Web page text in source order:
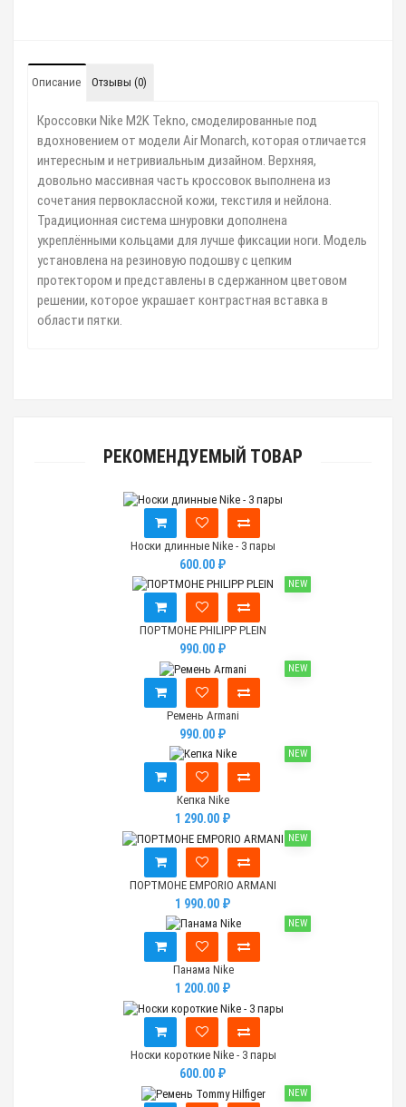
Описание Отзывы (0)
Кроссовки Nike M2K Tekno, смоделированные под
вдохновением от модели Air Monarch, которая отличается
интересным и нетривиальным дизайном. Верхняя,
довольно массивная часть кроссовок выполнена из
сочетания первоклассной кожи, текстиля и нейлона.
Традиционная система шнуровки дополнена
укреплёнными кольцами для лучше фиксации ноги. Модель
установлена на резиновую подошву с цепким
протектором и представлены в сдержанном цветовом
решении, которое украшает контрастная вставка в
области пятки.
РЕКОМЕНДУЕМЫЙ ТОВАР
Носки длинные Nike - 3 пары
600.00 ₽
NEW
ПОРТМОНЕ PHILIPP PLEIN
990.00 ₽
NEW
Ремень Armani
990.00 ₽
NEW
Кепка Nike
1 290.00 ₽
NEW
ПОРТМОНЕ EMPORIO ARMANI
1 990.00 ₽
NEW
Панама Nike
1 200.00 ₽
Носки короткие Nike - 3 пары
600.00 ₽
NEW